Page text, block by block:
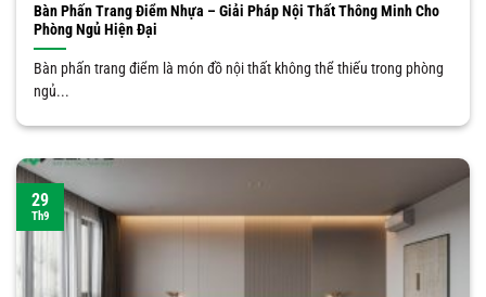
Bàn Phấn Trang Điểm Nhựa – Giải Pháp Nội Thất Thông Minh Cho
Phòng Ngủ Hiện Đại
Bàn phấn trang điểm là món đồ nội thất không thể thiếu trong phòng
ngủ...
29
Th9